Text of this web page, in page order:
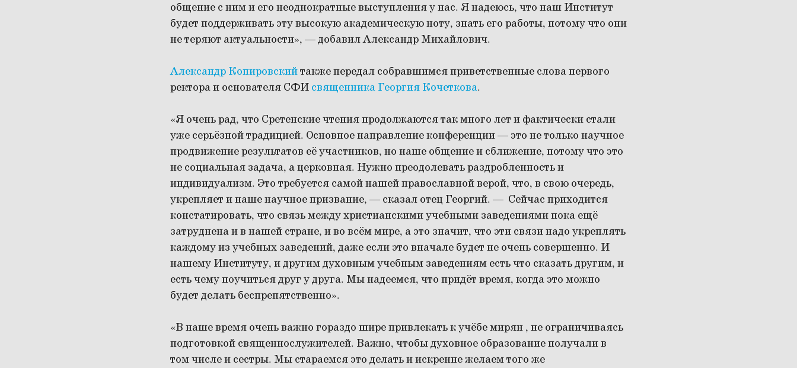
общение с ним и его неоднократные выступления у нас. Я надеюсь, что наш Институт
будет поддерживать эту высокую академическую ноту, знать его работы, потому что они
не теряют актуальности», — добавил Александр Михайлович.
Александр Копировскийтакже передал собравшимся приветственные слова первого
ректора и основателя СФИ священника Георгия Кочеткова.
«Я очень рад, что Сретенские чтения продолжаются так много лет и фактически стали
уже серьёзной традицией. Основное направление конференции — это не только научное
продвижение результатов её участников, но наше общение и сближение, потому что это
не социальная задача, а церковная. Нужно преодолевать раздробленность и
индивидуализм. Это требуется самой нашей православной верой, что, в свою очередь,
укрепляет и наше научное призвание, — сказал отец Георгий. — Сейчас приходится
констатировать, что связь между христианскими учебными заведениями пока ещё
затруднена и в нашей стране, и во всём мире, а это значит, что эти связи надо укреплять
каждому из учебных заведений, даже если это вначале будет не очень совершенно. И
нашему Институту, и другим духовным учебным заведениям есть что сказать другим, и
есть чему поучиться друг у друга. Мы надеемся, что придёт время, когда это можно
будет делать беспрепятственно».
«В наше время очень важно гораздо шире привлекать к учёбе мирян , не ограничиваясь
подготовкой священнослужителей. Важно, чтобы духовное образование получали в
том числе и сестры. Мы стараемся это делать и искренне желаем того же